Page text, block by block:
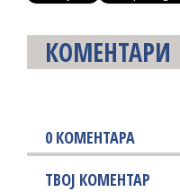
КОМЕНТАРИ
0 КОМЕНТАРА
ТВОЈ КОМЕНТАР